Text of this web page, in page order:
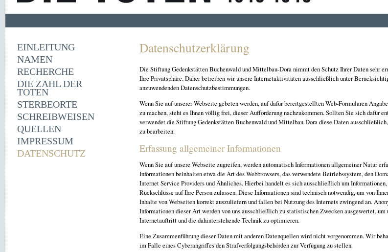
EINLEITUNG
NAMEN
RECHERCHE
DIE ZAHL DER
TOTEN
STERBEORTE
SCHREIBWEISEN
QUELLEN
IMPRESSUM
DATENSCHUTZ
Datenschutzerklärung
Die Stiftung Gedenkstätten Buchenwald und Mittelbau-Dora nimmt den Schutz Ihrer Daten sehr
Ihre Privatsphäre. Daher betreiben wir unsere Internetaktivitäten ausschließlich unter
anzuwendenden Datenschutzbestimmungen.
Wenn Sie auf unserer Webseite gebeten werden, auf dafür bereitgestellten Web-Formularen
zu machen, steht es Ihnen völlig frei, dieser Aufforderung nachzukommen. Sollten Sie sich dafür
verwendet die Stiftung Gedenkstätten Buchenwald und Mittelbau-Dora diese Daten
zu bearbeiten.
Erfassung allgemeiner Informationen
Wenn Sie auf unsere Webseite zugreifen, werden automatisch Informationen allgemeiner Natur
Informationen beinhalten etwa die Art des Webbrowsers, das verwendete Betriebssystem, den
Internet Service Providers und Ähnliches. Hierbei handelt es sich ausschließlich um
Rückschlüsse auf Ihre Person zulassen. Diese Informationen sind technisch notwendig, um von
Inhalte von Webseiten korrekt auszuliefern und fallen bei Nutzung des Internets zwingend an.
Informationen dieser Art werden von uns ausschließlich zu statistischen Zwecken ausgewertet, um
Internetauftritt und die dahinterstehende Technik zu optimieren.
Eine Zusammenführung dieser Daten mit anderen Datenquellen wird nicht vorgenommen. Wir
im Falle eines Cyberangriffes den Strafverfolgungsbehörden zur Verfügung zu stellen.